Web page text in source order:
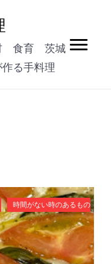
食育 茨城
る手料理
時間がない時のあるもの